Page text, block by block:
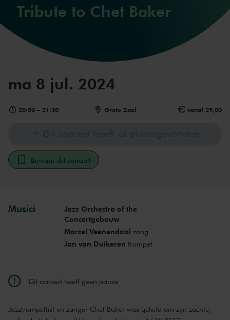
Tribute to Chet Baker
ma 8 jul. 2024
20:00 – 21:30 Grote Zaal vanaf 29,00
Bewaar dit concert
Musici
Jazz Orchestra of the
Concertgebouw
Marcel Veenendaal zang
Jan van Duikeren trompet
Dit concert heeft geen pauze
Jazztrompettist en zanger Chet Baker was geliefd om zijn zachte,